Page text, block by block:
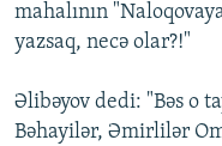
mahalının
yazsaq, necə olar?!"
Əlibəyov dedi: "Bəs o
Bəhayilər, Əmirlilər